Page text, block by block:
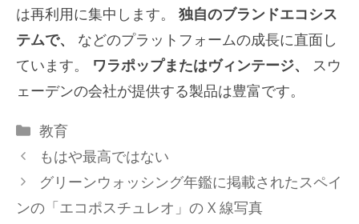
は再利用に集中します。 独自のブランドエコシス
テムで、
などのプラットフォームの成長に直面し
ています。
ワラポップまたはヴィンテージ、
スウ
ェーデンの会社が提供する製品は豊富です。
カ
テ
ゴ
リ
ー
教育
もはや最高ではない
グリーンウォッシング年鑑に掲載されたスペイ
ンの「エコポスチュレオ」の X 線写真